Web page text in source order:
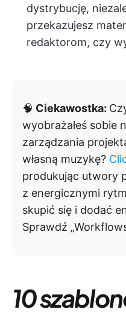
dystrybucję,
przekazujesz
redaktorom, czy
🧠 Ciekawostka:
wyobrażałeś sobie
zarządzania
własną muzykę?
produkując utwory
z energicznymi
skupić się i dodać
Sprawdź
10